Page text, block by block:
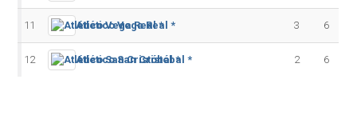
11 Atlético Vega Real * 3 6
12 Atlético San Cristóbal * 2 6